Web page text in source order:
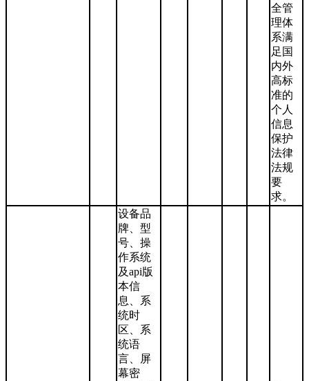
全管
理体
系满
足国
内外
高标
准的
个人
信息
保护
法律
法规
要
求。
设备品
牌、型
号、操
作系统
及api版
本信
息、系
统时
区、系
统语
言、屏
幕密